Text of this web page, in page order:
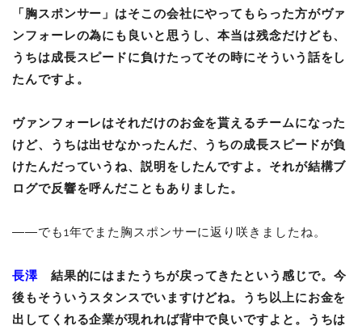
「胸スポンサー」はそこの会社にやってもらった方がヴァ
ンフォーレの為にも良いと思うし、本当は残念だけども、
うちは成長スピードに負けたってその時にそういう話をし
たんですよ。
ヴァンフォーレはそれだけのお金を貰えるチームになった
けど、うちは出せなかったんだ、うちの成長スピードが負
けたんだっていうね、説明をしたんですよ。それが結構ブ
ログで反響を呼んだこともありました。
――でも1年でまた胸スポンサーに返り咲きましたね。
長澤
結果的にはまたうちが戻ってきたという感じで。今
後もそういうスタンスでいますけどね。うち以上にお金を
出してくれる企業が現れれば背中で良いですよと。うちは